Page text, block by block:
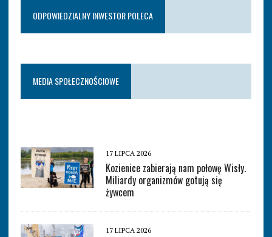
ODPOWIEDZIALNY INWESTOR POLECA
MEDIA SPOŁECZNOŚCIOWE
17 LIPCA 2026
Kozienice zabierają nam połowę Wisły.
Miliardy organizmów gotują się
żywcem
17 LIPCA 2026